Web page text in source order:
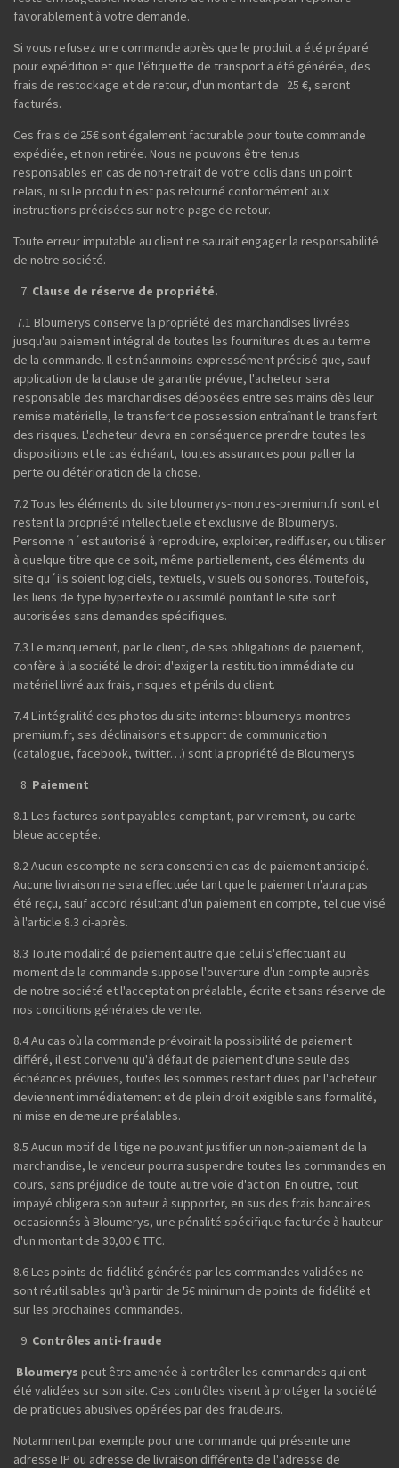
favorablement à votre demande.
Si vous refusez une commande après que le produit a été préparé
pour expédition et que l'étiquette de transport a été générée, des
frais de restockage et de retour, d'un montant de 25 €, seront
facturés.
Ces frais de 25€ sont également facturable pour toute commande
expédiée, et non retirée. Nous ne pouvons être tenus
responsables en cas de non-retrait de votre colis dans un point
relais, ni si le produit n'est pas retourné conformément aux
instructions précisées sur notre page de retour.
Toute erreur imputable au client ne saurait engager la responsabilité
de notre société.
Clause de réserve de propriété.
7.1 Bloumerys conserve la propriété des marchandises livrées
jusqu'au paiement intégral de toutes les fournitures dues au terme
de la commande. Il est néanmoins expressément précisé que, sauf
application de la clause de garantie prévue, l'acheteur sera
responsable des marchandises déposées entre ses mains dès leur
remise matérielle, le transfert de possession entraînant le transfert
des risques. L'acheteur devra en conséquence prendre toutes les
dispositions et le cas échéant, toutes assurances pour pallier la
perte ou détérioration de la chose.
7.2 Tous les éléments du site bloumerys-montres-premium.fr sont et
restent la propriété intellectuelle et exclusive de Bloumerys.
Personne n´est autorisé à reproduire, exploiter, rediffuser, ou utiliser
à quelque titre que ce soit, même partiellement, des éléments du
site qu´ils soient logiciels, textuels, visuels ou sonores. Toutefois,
les liens de type hypertexte ou assimilé pointant le site sont
autorisées sans demandes spécifiques.
7.3 Le manquement, par le client, de ses obligations de paiement,
confère à la société le droit d'exiger la restitution immédiate du
matériel livré aux frais, risques et périls du client.
7.4 L'intégralité des photos du site internet bloumerys-montres-
premium.fr, ses déclinaisons et support de communication
(catalogue, facebook, twitter…) sont la propriété de Bloumerys
Paiement
8.1 Les factures sont payables comptant, par virement, ou carte
bleue acceptée.
8.2 Aucun escompte ne sera consenti en cas de paiement anticipé.
Aucune livraison ne sera effectuée tant que le paiement n'aura pas
été reçu, sauf accord résultant d'un paiement en compte, tel que visé
à l'article 8.3 ci-après.
8.3 Toute modalité de paiement autre que celui s'effectuant au
moment de la commande suppose l'ouverture d'un compte auprès
de notre société et l'acceptation préalable, écrite et sans réserve de
nos conditions générales de vente.
8.4 Au cas où la commande prévoirait la possibilité de paiement
différé, il est convenu qu'à défaut de paiement d'une seule des
échéances prévues, toutes les sommes restant dues par l'acheteur
deviennent immédiatement et de plein droit exigible sans formalité,
ni mise en demeure préalables.
8.5 Aucun motif de litige ne pouvant justifier un non-paiement de la
marchandise, le vendeur pourra suspendre toutes les commandes en
cours, sans préjudice de toute autre voie d'action. En outre, tout
impayé obligera son auteur à supporter, en sus des frais bancaires
occasionnés à Bloumerys, une pénalité spécifique facturée à hauteur
d'un montant de 30,00 € TTC.
8.6 Les points de fidélité générés par les commandes validées ne
sont réutilisables qu'à partir de 5€ minimum de points de fidélité et
sur les prochaines commandes.
Contrôles anti-fraude
Bloumerys peut être amenée à contrôler les commandes qui ont
été validées sur son site. Ces contrôles visent à protéger la société
de pratiques abusives opérées par des fraudeurs.
Notamment par exemple pour une commande qui présente une
adresse IP ou adresse de livraison différente de l'adresse de